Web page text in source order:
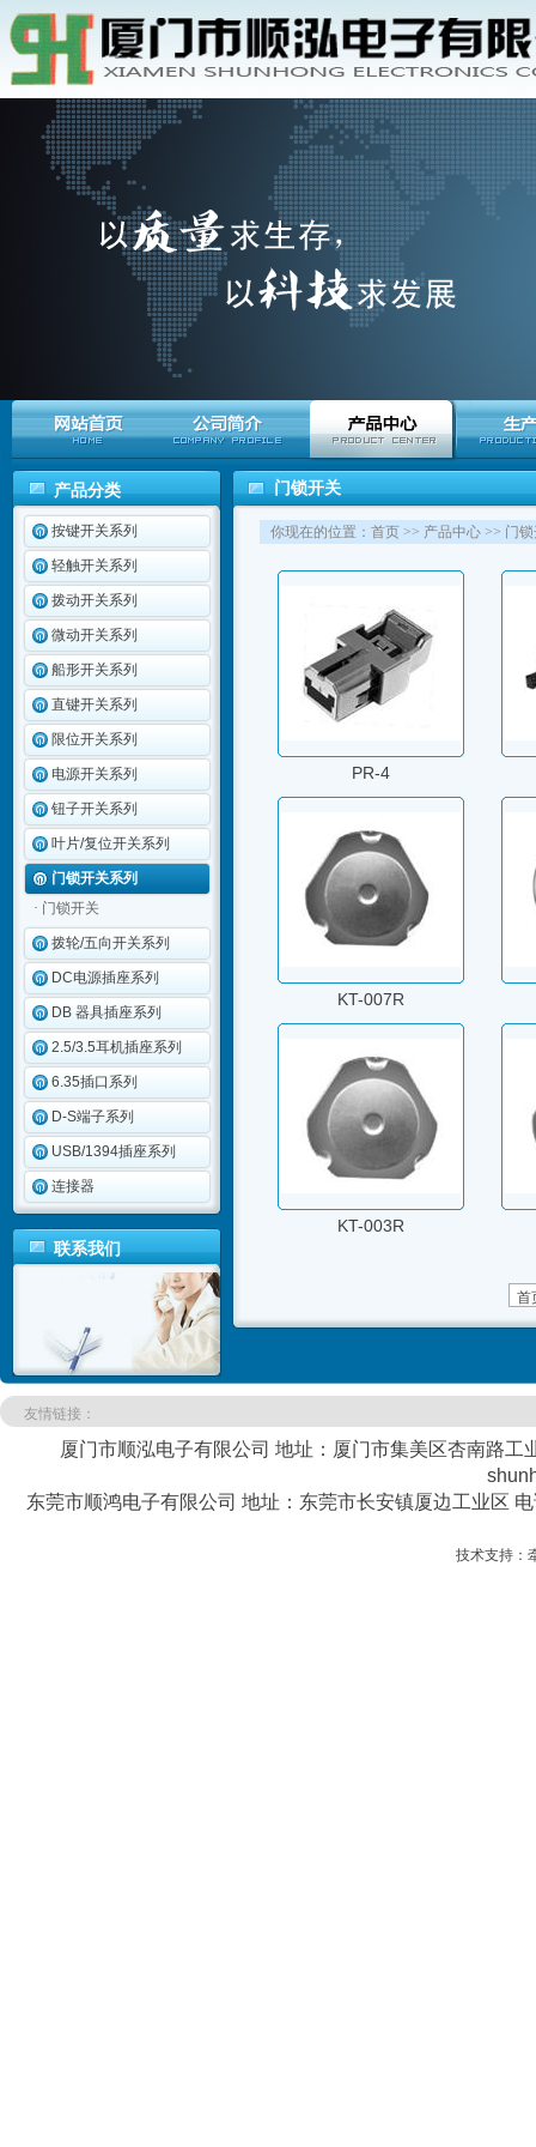
产品分类
按键开关系列
轻触开关系列
拨动开关系列
微动开关系列
船形开关系列
直键开关系列
限位开关系列
电源开关系列
钮子开关系列
叶片/复位开关系列
门锁开关系列
· 门锁开关
拨轮/五向开关系列
DC电源插座系列
DB 器具插座系列
2.5/3.5耳机插座系列
6.35插口系列
D-S端子系列
USB/1394插座系列
连接器
联系我们
门锁开关
你现在的位置：首页 >> 产品中心 >> 门
PR-4
KT-007R
KT-003R
首
友情链接：
厦门市顺泓电子有限公司 地址：厦门市集美区杏南路
东莞市顺鸿电子有限公司 地址：东莞市长安镇厦边工业区
技术支持：